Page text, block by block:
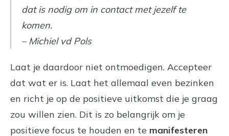
dat is nodig om in contact met jezelf te
komen.
– Michiel vd Pols
Laat je daardoor niet ontmoedigen. Accepteer
dat wat er is. Laat het allemaal even bezinken
en richt je op de positieve uitkomst die je graag
zou willen zien. Dit is zo belangrijk om je
positieve focus te houden en te manifesteren